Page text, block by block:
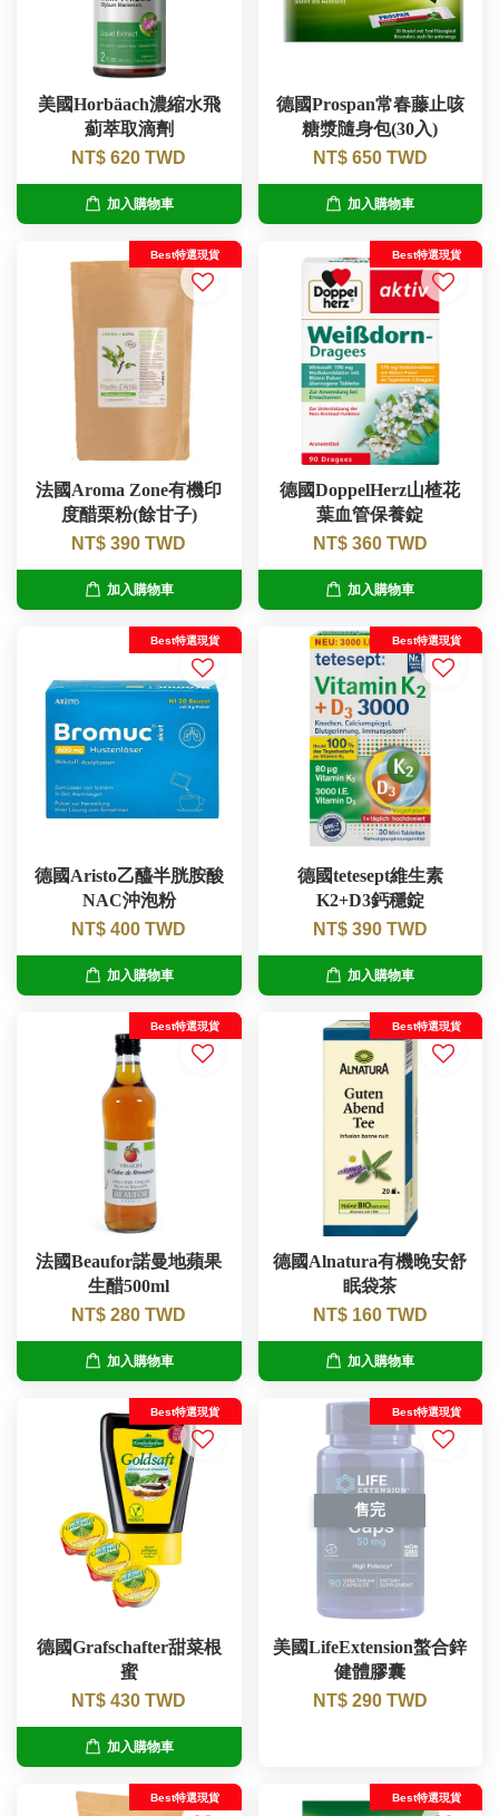
美國Horbäach濃縮水飛
薊萃取滴劑
NT$ 620 TWD
加入購物車
德國Prospan常春藤止咳
糖漿隨身包(30入)
NT$ 650 TWD
加入購物車
Best特選現貨
法國Aroma Zone有機印
度醋栗粉(餘甘子)
NT$ 390 TWD
加入購物車
Best特選現貨
德國DoppelHerz山楂花
葉血管保養錠
NT$ 360 TWD
加入購物車
Best特選現貨
德國Aristo乙醯半胱胺酸
NAC沖泡粉
NT$ 400 TWD
加入購物車
Best特選現貨
德國tetesept維生素
K2+D3鈣穩錠
NT$ 390 TWD
加入購物車
Best特選現貨
法國Beaufor諾曼地蘋果
生醋500ml
NT$ 280 TWD
加入購物車
Best特選現貨
德國Alnatura有機晚安舒
眠袋茶
NT$ 160 TWD
加入購物車
Best特選現貨
德國Grafschafter甜菜根
蜜
NT$ 430 TWD
加入購物車
售完
Best特選現貨
美國LifeExtension螯合鋅
健體膠囊
NT$ 290 TWD
Best特選現貨 Best特選現貨